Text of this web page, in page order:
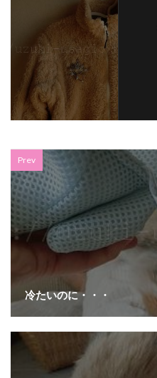
Prev
冷たいのに・・・